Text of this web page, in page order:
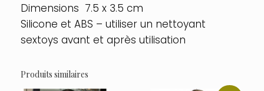
Dimensions 7.5 x 3.5 cm
Silicone et ABS – utiliser un nettoyant
sextoys avant et après utilisation
Produits similaires